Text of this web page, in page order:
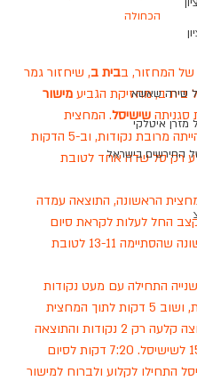
שירה שאשא
מזרן איטלקי
החירשים בישראל
הכחולה
המחזור, בבית ב, שיחזור גמר
מישור
שישיסל. המחצית
הראשונה לא הייתה מרובת נקודות, וב-5 הדקות
רק סל שדה אחד לטובת
המחצית הראשונה, התוצאה עמדה
4-4. הקצב החל לעלות לקראת סיום
המחצית הראשונה שהסתיימה 13-11 לטובת
התחילה עם מעט נקודות
משתי הקבוצות, ושוב 5 דקות לתוך המחצית
השנייה כל קבוצה קלעה רק 2 נקודות והתוצאה
עמדה על 15-13 לשישיסל. 7:20 דקות לסיום
התחילו לקלוע ולברוח למישור